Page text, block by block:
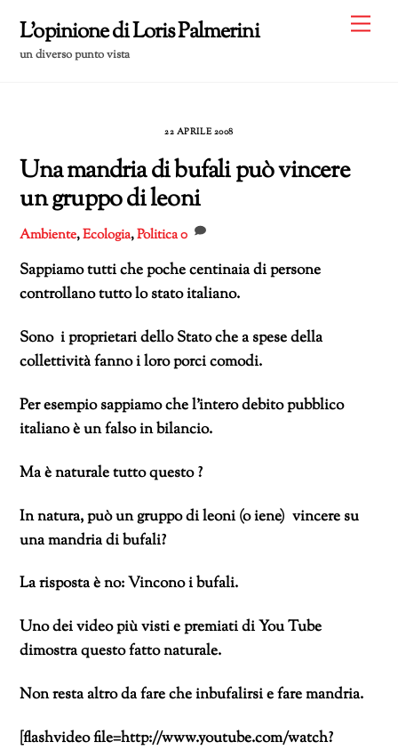
content
L'opinione di Loris Palmerini
un diverso punto vista
22 APRILE 2008
Una mandria di bufali può vincere
un gruppo di leoni
Ambiente,Ecologia,Politica0
Sappiamo tutti che poche centinaia di persone
controllano tutto lo stato italiano.
Sono i proprietari dello Stato che a spese della
collettività fanno i loro porci comodi.
Per esempio sappiamo che l’intero debito pubblico
italiano è un falso in bilancio.
Ma è naturale tutto questo ?
In natura, può un gruppo di leoni (o iene) vincere su
una mandria di bufali?
La risposta è no: Vincono i bufali.
Uno dei video più visti e premiati di You Tube
dimostra questo fatto naturale.
Non resta altro da fare che inbufalirsi e fare mandria.
[flashvideo file=http://www.youtube.com/watch?